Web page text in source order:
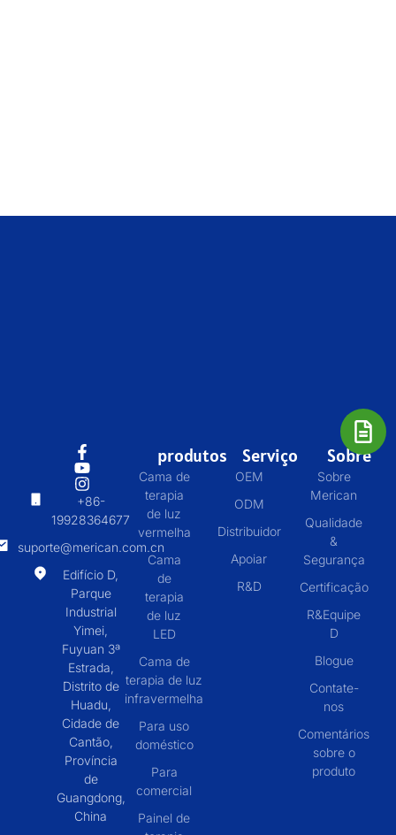
+86-
19928364677
suporte@merican.com.cn
Edifício D,
Parque
Industrial
Yimei,
Fuyuan 3ª
Estrada,
Distrito de
Huadu,
Cidade de
Cantão,
Província
de
Guangdong,
China
produtos
Cama de
terapia
de luz
vermelha
Cama
de
terapia
de luz
LED
Cama de
terapia de luz
infravermelha
Para uso
doméstico
Para
comercial
Painel de
Serviço
OEM
ODM
Distribuidor
Apoiar
R&D
Sobre
Sobre
Merican
Qualidade
&
Segurança
Certificação
R&Equipe
D
Blogue
Contate-
nos
Comentários
sobre o
produto